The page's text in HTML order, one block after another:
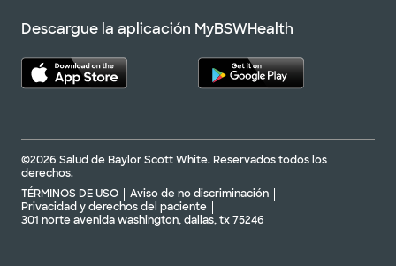
Descargue la aplicación MyBSWHealth
©2026 Salud de Baylor Scott White. Reservados todos los
derechos.
TÉRMINOS DE USO
Aviso de no discriminación
Privacidad y derechos del paciente
301 norte avenida washington, dallas, tx 75246